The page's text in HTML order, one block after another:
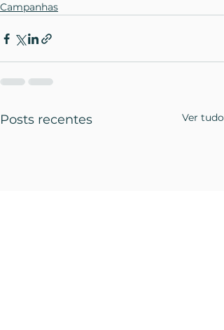
Campanhas
Posts recentes Ver tudo